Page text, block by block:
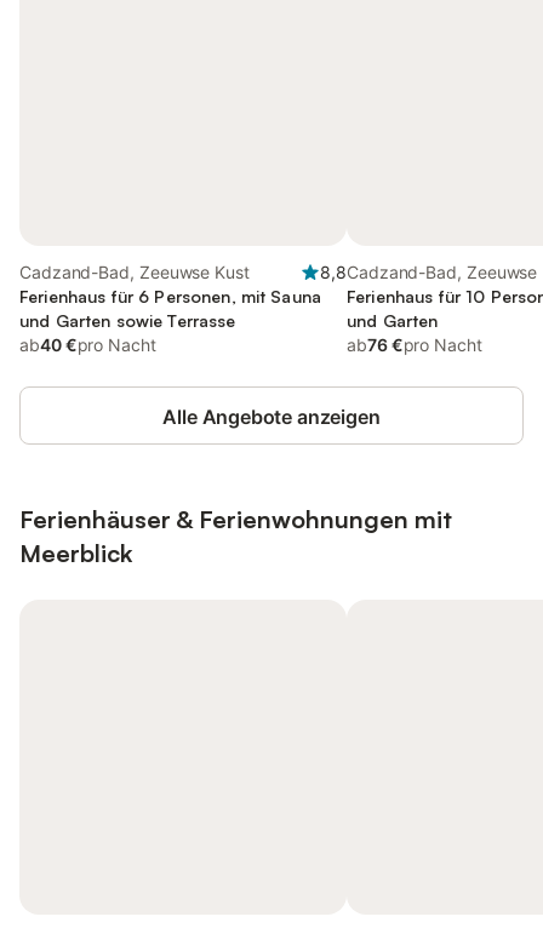
Cadzand-Bad, Zeeuwse Kust
8,8
Ferienhaus für 6 Personen, mit Sauna
und Garten sowie Terrasse
ab40 €pro Nacht
Cadzand-Bad, Zeeuwse
Ferienhaus für 10
und Garten
ab76 €pro Nacht
Alle Angebote anzeigen
Ferienhäuser & Ferienwohnungen mit
Meerblick